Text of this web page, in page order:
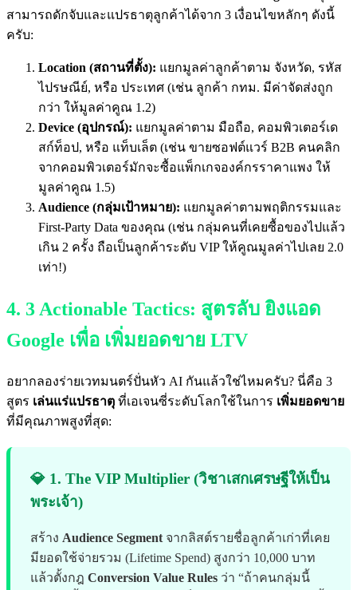
สามารถดักจับและแปรธาตุลูกค้าได้จาก 3 เงื่อนไขหลักๆ ดังนี้
ครับ:
Location (สถานที่ตั้ง): แยกมูลค่าลูกค้าตาม จังหวัด, รหัส
ไปรษณีย์, หรือ ประเทศ (เช่น ลูกค้า กทม. มีค่าจัดส่งถูก
กว่า ให้มูลค่าคูณ 1.2)
Device (อุปกรณ์): แยกมูลค่าตาม มือถือ, คอมพิวเตอร์เด
สก์ท็อป, หรือ แท็บเล็ต (เช่น ขายซอฟต์แวร์ B2B คนคลิก
จากคอมพิวเตอร์มักจะซื้อแพ็กเกจองค์กรราคาแพง ให้
มูลค่าคูณ 1.5)
Audience (กลุ่มเป้าหมาย): แยกมูลค่าตามพฤติกรรมและ
First-Party Data ของคุณ (เช่น กลุ่มคนที่เคยซื้อของไปแล้ว
เกิน 2 ครั้ง ถือเป็นลูกค้าระดับ VIP ให้คูณมูลค่าไปเลย 2.0
เท่า!)
4. 3 Actionable Tactics: สูตรลับ ยิงแอด
Google เพื่อ เพิ่มยอดขาย LTV
อยากลองร่ายเวทมนตร์ปั่นหัว AI กันแล้วใช่ไหมครับ? นี่คือ 3
สูตร เล่นแร่แปรธาตุ ที่เอเจนซี่ระดับโลกใช้ในการ เพิ่มยอดขาย
ที่มีคุณภาพสูงที่สุด:
💎 1. The VIP Multiplier (วิชาเสกเศรษฐีให้เป็น
พระเจ้า)
สร้าง Audience Segment จากลิสต์รายชื่อลูกค้าเก่าที่เคย
มียอดใช้จ่ายรวม (Lifetime Spend) สูงกว่า 10,000 บาท
แล้วตั้งกฎ Conversion Value Rules ว่า “ถ้าคนกลุ่มนี้